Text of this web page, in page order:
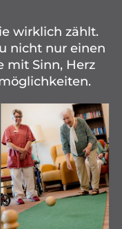
wirklich zählt.
nicht nur einen
mit Sinn, Herz